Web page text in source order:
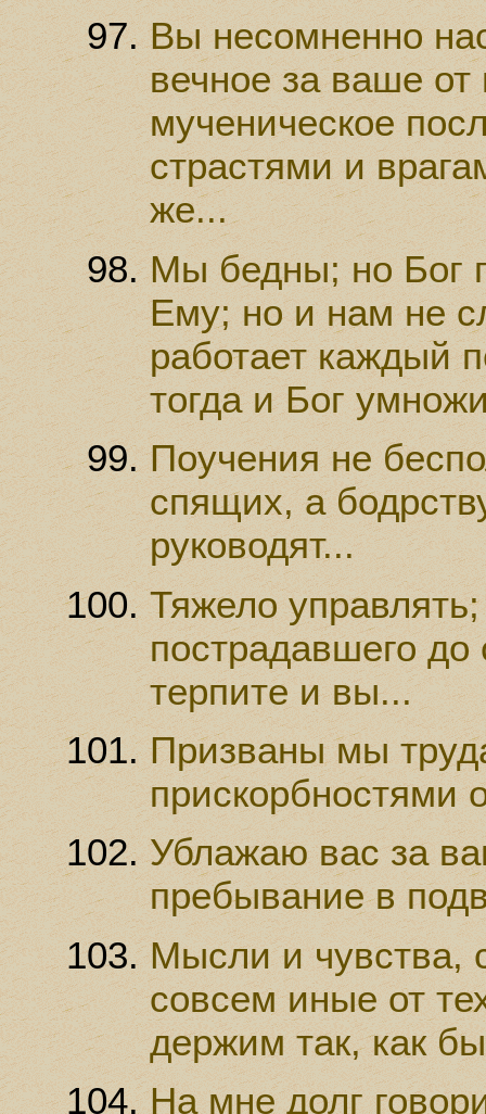
Вы несомненно
вечное за ваше от
мученическое
страстями и
же...
Мы бедны; но Бог
Ему; но и нам не
работает каждый
тогда и Бог
Поучения не
спящих, а
руководят...
Тяжело
пострадавшего
терпите и вы...
Призваны мы
прискорбностями
Ублажаю вас за
пребывание в
Мысли и чувства,
совсем иные от
держим так, как
На мне долг